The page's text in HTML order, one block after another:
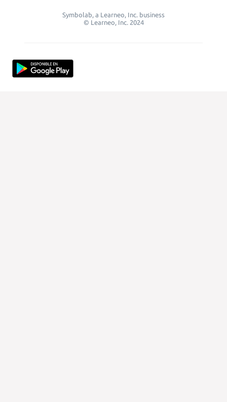
Symbolab, a Learneo, Inc. business
© Learneo, Inc. 2024